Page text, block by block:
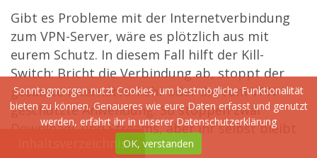
Gibt es Probleme mit der Internetverbindung
zum VPN-Server, wäre es plötzlich aus mit
eurem Schutz. In diesem Fall hilft der Kill-
Switch: Bricht die Verbindung ab, stoppt der
gesamte Internetverkehr oder die vom VPN
geschützte Anwendung. So stoppen zwar
Downloads und Streams, aber ihr selbst bleibt
Inhaltsverzeichnis
Sonntagmorgen nutzt Cookies, um bestmögliche Funktionalität
bieten zu können. Genaueres wie eure Daten erfasst und genutzt
werden, erfahrt ihr in unserer Datenschutzerklärung
OK, verstanden